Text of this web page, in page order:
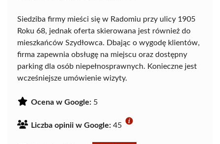
Siedziba firmy mieści się w Radomiu przy ulicy 1905
Roku 68, jednak oferta skierowana jest również do
mieszkańców Szydłowca. Dbając o wygodę klientów,
firma zapewnia obsługę na miejscu oraz dostępny
parking dla osób niepełnosprawnych. Konieczne jest
wcześniejsze umówienie wizyty.
Ocena w Google: 5
Liczba opinii w Google: 45